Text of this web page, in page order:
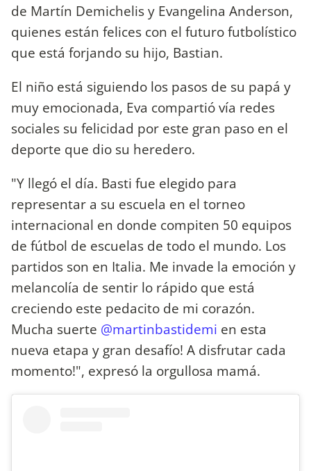
de Martín Demichelis y Evangelina Anderson,
quienes están felices con el futuro futbolístico
que está forjando su hijo, Bastian.
El niño está siguiendo los pasos de su papá y
muy emocionada, Eva compartió vía redes
sociales su felicidad por este gran paso en el
deporte que dio su heredero.
"Y llegó el día. Basti fue elegido para
representar a su escuela en el torneo
internacional en donde compiten 50 equipos
de fútbol de escuelas de todo el mundo. Los
partidos son en Italia. Me invade la emoción y
melancolía de sentir lo rápido que está
creciendo este pedacito de mi corazón.
Mucha suerte @martinbastidemi en esta
nueva etapa y gran desafío! A disfrutar cada
momento!", expresó la orgullosa mamá.